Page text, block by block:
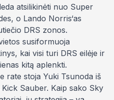
atsilikinėti nuo Super
o Lando Norris‘as
DRS zonos.
susiformuoja
kai visi turi DRS eilėje ir
kitą aplenkti.
rate stoja Yuki Tsunoda iš
Sauber. Kaip sako Sky